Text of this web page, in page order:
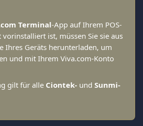
Terminal-App auf Ihrem POS-
ist, müssen Sie sie aus
Ihres Geräts herunterladen, um
und mit Ihrem Viva.com-Konto
gilt für alle Ciontek- und Sunmi-